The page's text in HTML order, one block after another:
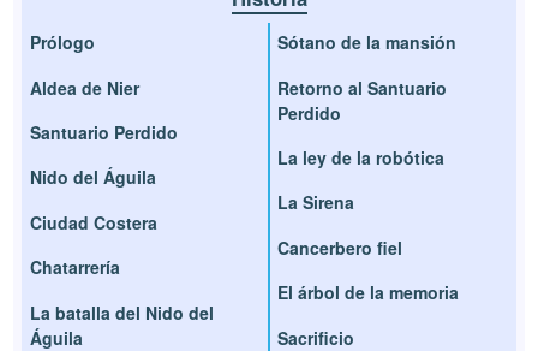
Prólogo
Aldea de Nier
Santuario Perdido
Nido del Águila
Ciudad Costera
Chatarrería
La batalla del Nido del
Águila
Sótano de la mansión
Retorno al Santuario
Perdido
La ley de la robótica
La Sirena
Cancerbero fiel
El árbol de la memoria
Sacrificio